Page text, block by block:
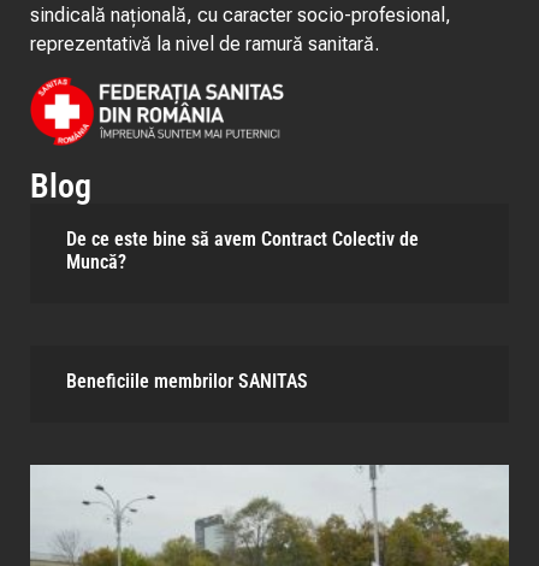
sindicală națională, cu caracter socio-profesional,
reprezentativă la nivel de ramură sanitară.
Blog
De ce este bine să avem Contract Colectiv de
Muncă?
Beneficiile membrilor SANITAS​